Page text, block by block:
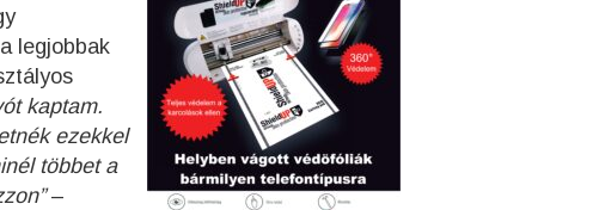
legjobbak
kaptam.
ezekkel
többet a
–